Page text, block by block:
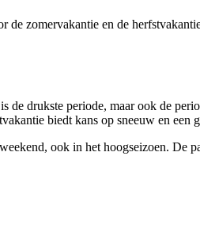
zomervakantie en de
drukste periode, maar ook de
biedt kans op sneeuw en een
ook in het hoogseizoen. De